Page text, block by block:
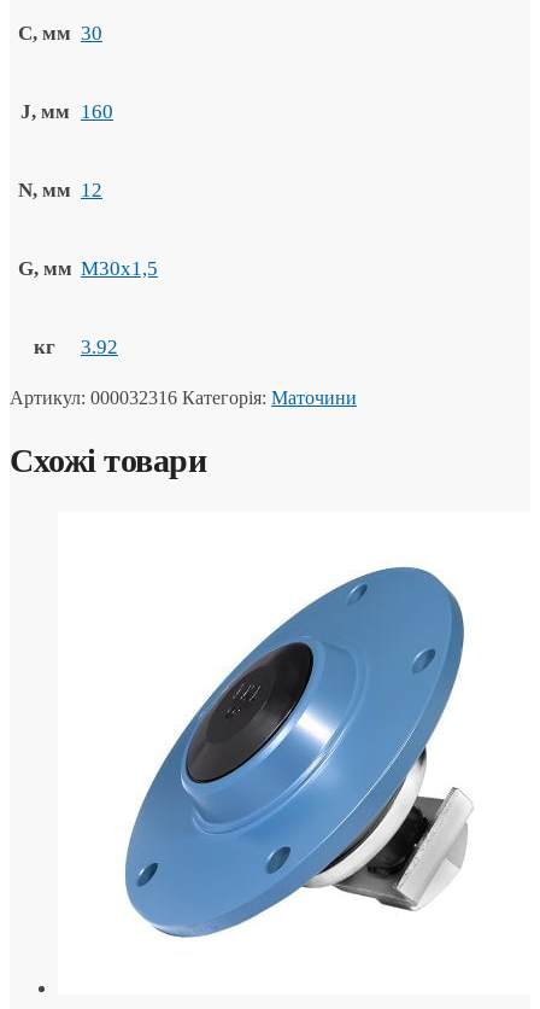
C, мм 30
J, мм 160
N, мм 12
G, мм M30x1,5
кг 3.92
Артикул: 000032316 Категорія: Маточини
Схожі товари